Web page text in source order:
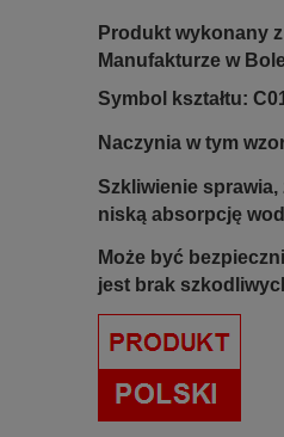
Produkt wykonany
Manufakturze w
Symbol kształtu:
Naczynia w tym
Szkliwienie
niską absorpcję
Może być
jest brak